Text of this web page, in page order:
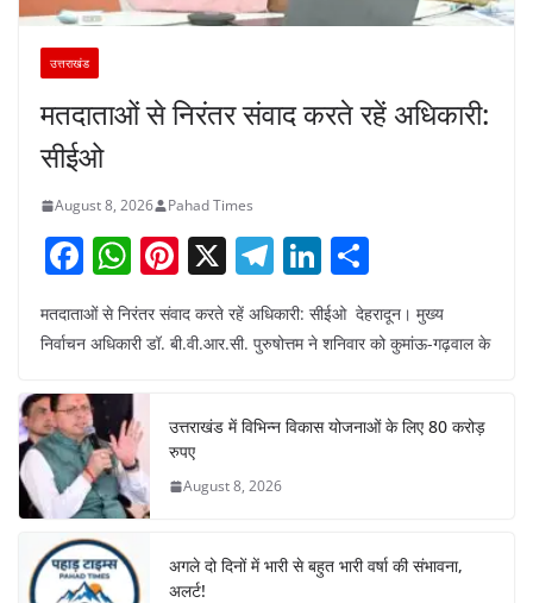
उत्तराखंड
मतदाताओं से निरंतर संवाद करते रहें अधिकारी:
सीईओ
August 8, 2026 Pahad Times
F
a
c
b
o
o
k
W
h
at
A
p
p
Pi
er
X T
el
e
a
m
Li
n
k
dI
n
ar
मतदाताओं से निरंतर संवाद करते रहें अधिकारी: सीईओ देहरादून। मुख्य
निर्वाचन अधिकारी डॉ. बी.वी.आर.सी. पुरुषोत्तम ने शनिवार को कुमांऊ-गढ़वाल के
उत्तराखंड में विभिन्न विकास योजनाओं के लिए 80 करोड़
रुपए
August 8, 2026
अगले दो दिनों में भारी से बहुत भारी वर्षा की संभावना,
अलर्ट!